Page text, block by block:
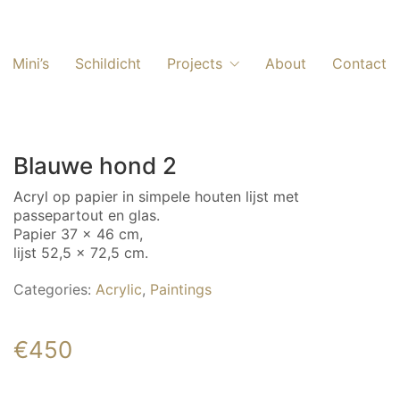
Mini’s Schildicht Projects About Contact
Blauwe hond 2
Acryl op papier in simpele houten lijst met
passepartout en glas.
Papier 37 x 46 cm,
lijst 52,5 x 72,5 cm.
Categories: Acrylic, Paintings
€450